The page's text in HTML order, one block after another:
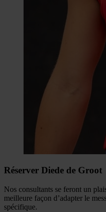
Réserver Diede de Groot
Nos consultants se feront un
meilleure façon d’adapter le
spécifique.